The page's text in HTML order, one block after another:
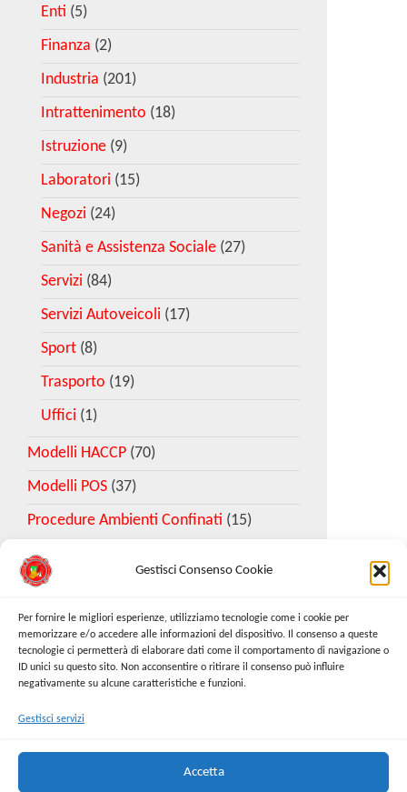
Gestisci Consenso Cookie
Per fornire le migliori esperienze, utilizziamo tecnologie come i cookie per
memorizzare e/o accedere alle informazioni del dispositivo. Il consenso a queste
tecnologie ci permetterà di elaborare dati come il comportamento di navigazione o
ID unici su questo sito. Non acconsentire o ritirare il consenso può influire
negativamente su alcune caratteristiche e funzioni.
Gestisci servizi
Accetta
Enti (5)
Finanza (2)
Industria (201)
Intrattenimento (18)
Istruzione (9)
Laboratori (15)
Negozi (24)
Sanità e Assistenza Sociale (27)
Servizi (84)
Servizi Autoveicoli (17)
Sport (8)
Trasporto (19)
Uffici (1)
Modelli HACCP (70)
Modelli POS (37)
Procedure Ambienti Confinati (15)
Richiedi Modello